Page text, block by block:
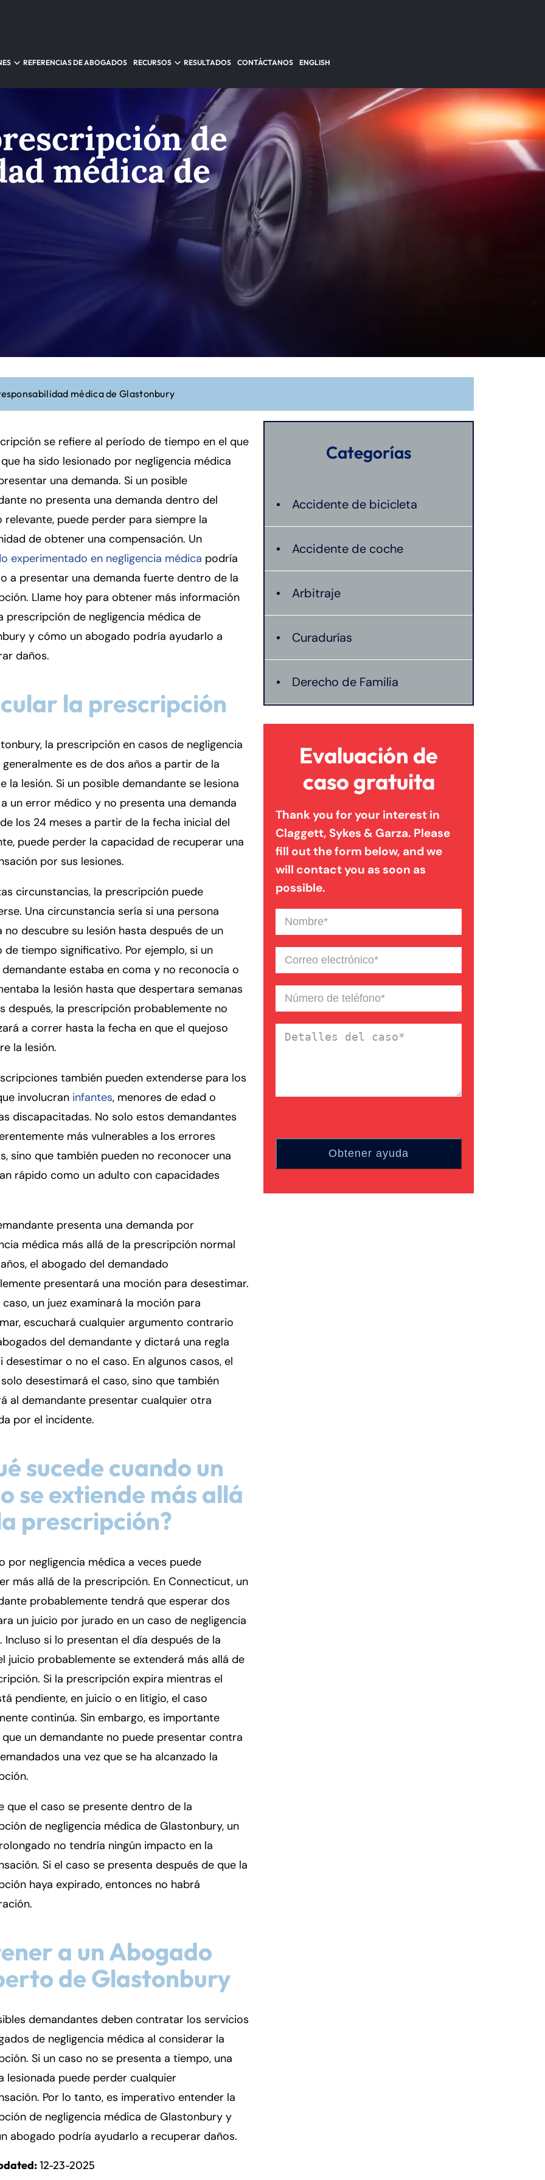
REFERENCIAS DE ABOGADOS RECURSOS RESULTADOS CONTÁCTANOS ENGLISH
de
médica de
médica de Glastonbury
se refiere al período de tiempo en el que
ha sido lesionado por negligencia médica
una demanda. Si un posible
no presenta una demanda dentro del
relevante, puede perder para siempre la
de obtener una compensación. Un
experimentado en negligencia médica podría
a presentar una demanda fuerte dentro de la
Llame hoy para obtener más información
prescripción de negligencia médica de
y cómo un abogado podría ayudarlo a
daños.
la prescripción
la prescripción en casos de negligencia
es de dos años a partir de la
la lesión. Si un posible demandante se lesiona
un error médico y no presenta una demanda
los 24 meses a partir de la fecha inicial del
puede perder la capacidad de recuperar una
por sus lesiones.
circunstancias, la prescripción puede
Una circunstancia sería si una persona
no descubre su lesión hasta después de un
de tiempo significativo. Por ejemplo, si un
estaba en coma y no reconocía o
la lesión hasta que despertara semanas
después, la prescripción probablemente no
a correr hasta la fecha en que el quejoso
la lesión.
también pueden extenderse para los
involucran infantes, menores de edad o
discapacitadas. No solo estos demandantes
más vulnerables a los errores
sino que también pueden no reconocer una
rápido como un adulto con capacidades
presenta una demanda por
médica más allá de la prescripción normal
el abogado del demandado
presentará una moción para desestimar.
caso, un juez examinará la moción para
escuchará cualquier argumento contrario
del demandante y dictará una regla
desestimar o no el caso. En algunos casos, el
desestimará el caso, sino que también
al demandante presentar cualquier otra
por el incidente.
sucede cuando un
se extiende más allá
prescripción?
por negligencia médica a veces puede
más allá de la prescripción. En Connecticut, un
probablemente tendrá que esperar dos
un juicio por jurado en un caso de negligencia
Incluso si lo presentan el día después de la
juicio probablemente se extenderá más allá de
Si la prescripción expira mientras el
pendiente, en juicio o en litigio, el caso
continúa. Sin embargo, es importante
que un demandante no puede presentar contra
una vez que se ha alcanzado la
que el caso se presente dentro de la
de negligencia médica de Glastonbury, un
no tendría ningún impacto en la
Si el caso se presenta después de que la
haya expirado, entonces no habrá
a un Abogado
de Glastonbury
demandantes deben contratar los servicios
de negligencia médica al considerar la
Si un caso no se presenta a tiempo, una
lesionada puede perder cualquier
Por lo tanto, es imperativo entender la
de negligencia médica de Glastonbury y
abogado podría ayudarlo a recuperar daños.
12-23-2025
Categorías
Accidente de bicicleta
Accidente de coche
Arbitraje
Curadurías
Derecho de Familia
Lesión catastrófica
Lesión por quemadura
Leyes de Connecticut
Mordedura de perro
Noticias de la Firma
Un blog de derecho de
Connecticut
Evaluación de
caso gratuita
Thank you for your interest in
Claggett, Sykes & Garza. Please
fill out the form below, and we
will contact you as soon as
possible.
Nombre(Required)
Correo
electrónico(Required)
Número
de
teléfono(Required)
Detalles
- Hours
Service 24/7
Office Hours
8:30 AM – 5:00 PM
8:30 AM – 5:00 PM
8:30 AM – 5:00 PM
8:30 AM – 5:00 PM
8:30 AM – 5:00 PM
Closed
Closed
- Hours
Service 24/7
Office Hours
8:30 AM – 5:00 PM
8:30 AM – 5:00 PM
8:30 AM – 5:00 PM
8:30 AM – 5:00 PM
8:30 AM – 5:00 PM
Closed
Closed